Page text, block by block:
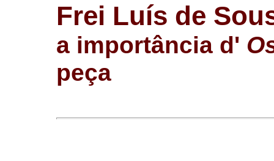
Frei Luís de
a importância d'
peça